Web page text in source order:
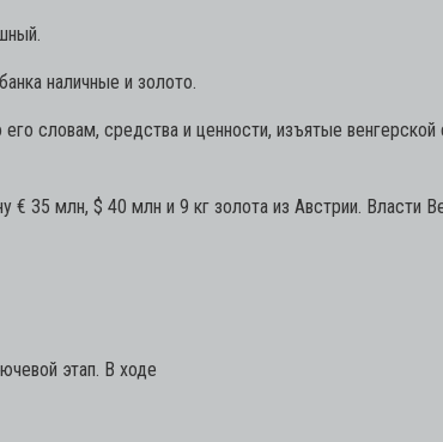
наличные и золото.
словам, средства и ценности, изъятые венгерской
35 млн, $ 40 млн и 9 кг золота из Австрии. Власти
этап. В ходе